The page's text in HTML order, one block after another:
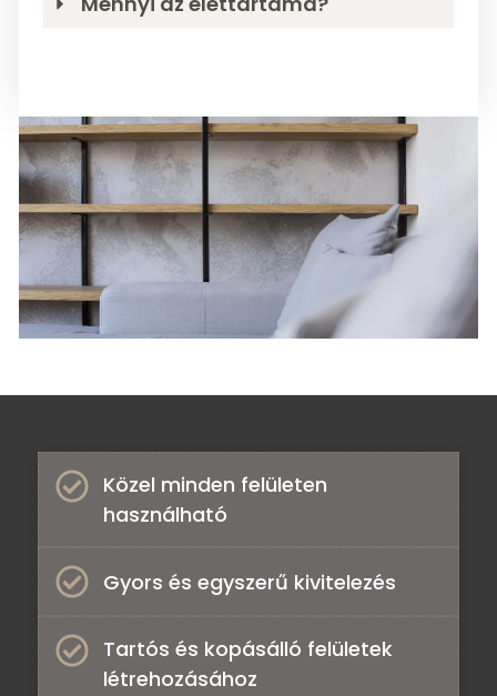
Közel minden felületen
használható​
Gyors és egyszerű kivitelezés​
Tartós és kopásálló felületek
létrehozásához​